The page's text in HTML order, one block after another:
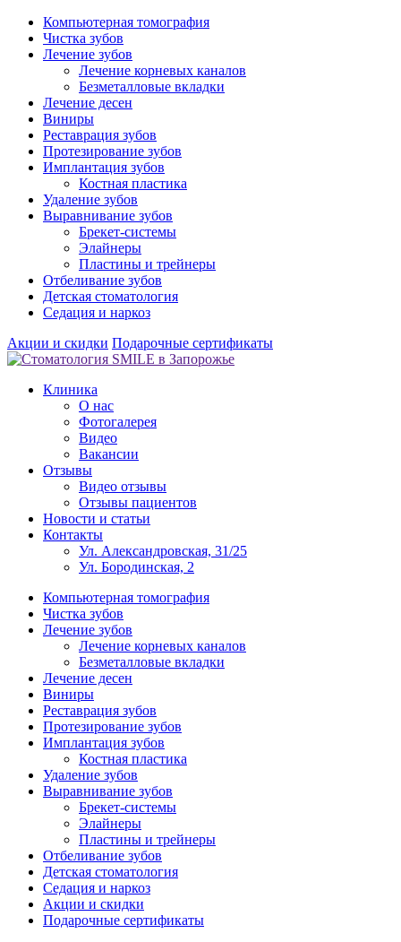
Компьютерная томография
Чистка зубов
Лечение зубов
Лечение корневых каналов
Безметалловые вкладки
Лечение десен
Виниры
Реставрация зубов
Протезирование зубов
Имплантация зубов
Костная пластика
Удаление зубов
Выравнивание зубов
Брекет-системы
Элайнеры
Пластины и трейнеры
Отбеливание зубов
Детская стоматология
Седация и наркоз
Акции и скидки Подарочные сертификаты
Клиника
О нас
Фотогалерея
Видео
Вакансии
Отзывы
Видео отзывы
Отзывы пациентов
Новости и статьи
Контакты
Ул. Александровская, 31/25
Ул. Бородинская, 2
Компьютерная томография
Чистка зубов
Лечение зубов
Лечение корневых каналов
Безметалловые вкладки
Лечение десен
Виниры
Реставрация зубов
Протезирование зубов
Имплантация зубов
Костная пластика
Удаление зубов
Выравнивание зубов
Брекет-системы
Элайнеры
Пластины и трейнеры
Отбеливание зубов
Детская стоматология
Седация и наркоз
Акции и скидки
Подарочные сертификаты